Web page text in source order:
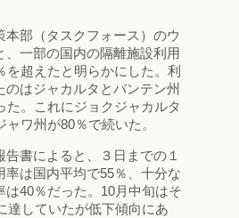
本部（タスクフォース）のウ
、一部の国内の隔離施設利用
を超えたと明らかにした。利
のはジャカルタとバンテン州
た。これにジョクジャカルタ
ワ州が80％で続いた。
告書によると、３日までの１
率は国内平均で55％、十分な
は40％だった。10月中旬はそ
達していたが低下傾向にあ